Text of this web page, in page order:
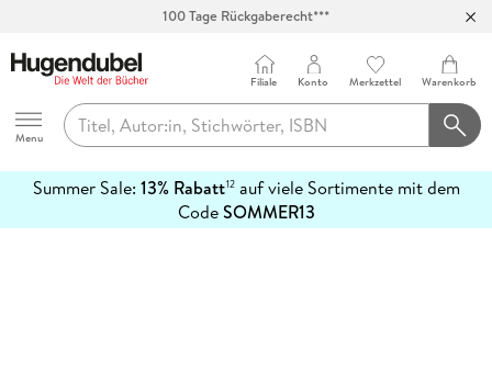
100 Tage Rückgaberecht***
Hugendubel
Menu
Filiale Konto Merkzettel Warenkorb
Summer Sale: 13% Rabatt12auf viele Sortimente mit dem
CodeSOMMER13
erfahren